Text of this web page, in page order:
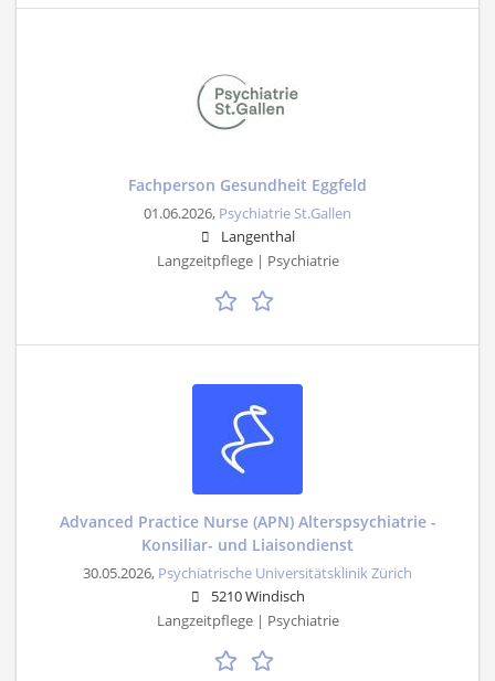
Fachperson Gesundheit Eggfeld
01.06.2026, Psychiatrie St.Gallen
Langenthal
Langzeitpflege | Psychiatrie
Advanced Practice Nurse (APN) Alterspsychiatrie -
Konsiliar- und Liaisondienst
30.05.2026, Psychiatrische Universitätsklinik Zürich
5210 Windisch
Langzeitpflege | Psychiatrie